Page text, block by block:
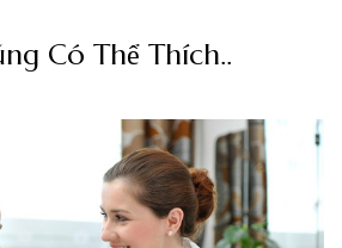
Có Thể Thích..